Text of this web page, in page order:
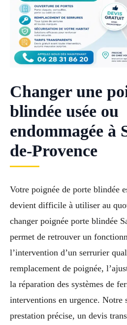
Changer une
blindée usée ou
endommagée à
de-Provence
Votre poignée de porte blindée
devient difficile à utiliser au
changer poignée porte blindée
permet de retrouver un
l’intervention d’un serrurier
remplacement de poignée,
la réparation des systèmes de
interventions en urgence. Notre
prestation précise, un devis